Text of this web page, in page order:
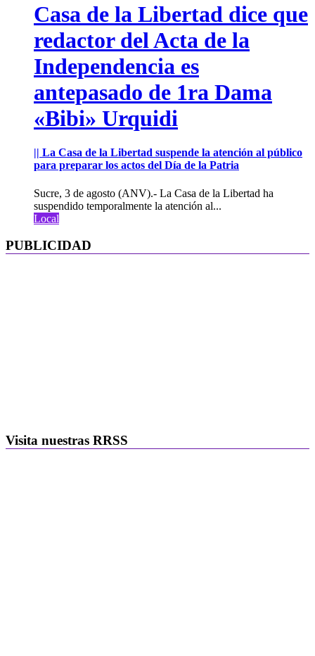
Casa de la Libertad dice que
redactor del Acta de la
Independencia es
antepasado de 1ra Dama
«Bibi» Urquidi
|| La Casa de la Libertad suspende la atención al público
para preparar los actos del Día de la Patria
Sucre, 3 de agosto (ANV).- La Casa de la Libertad ha
suspendido temporalmente la atención al...
Local
PUBLICIDAD
Visita nuestras RRSS